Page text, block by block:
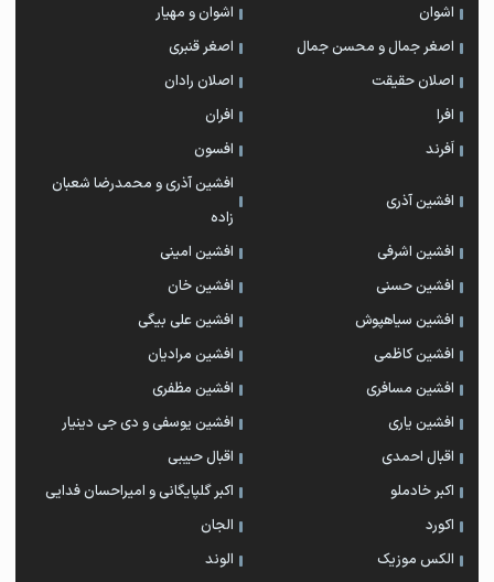
اشوان
اشوان و مهیار
اصغر جمال و محسن جمال
اصغر قنبری
اصلان حقیقت
اصلان رادان
افرا
افران
اَفرند
افسون
افشین آذری
افشین آذری و محمدرضا شعبان
زاده
افشین اشرفی
افشین امینی
افشین حسنی
افشین خان
افشین سیاهپوش
افشین علی بیگی
افشین کاظمی
افشین مرادیان
افشین مسافری
افشین مظفری
افشین یاری
افشین یوسفی و دی جی دینیار
اقبال احمدی
اقبال حبیبی
اکبر خادملو
اکبر گلپایگانی و امیراحسان فدایی
اکورد
الجان
الکس موزیک
الوند